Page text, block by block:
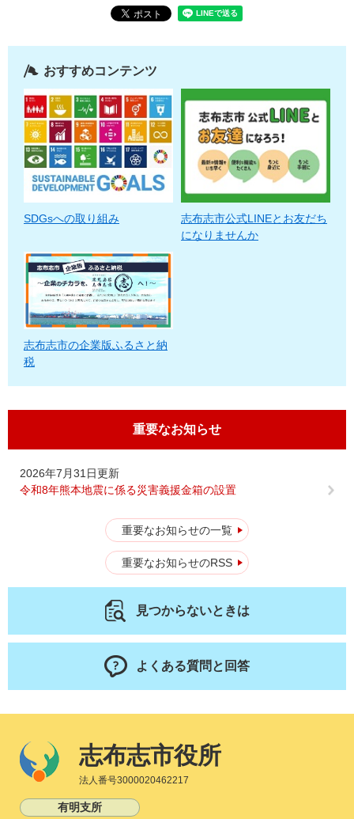
おすすめコンテンツ
SDGsへの取り組み
志布志市公式LINEとお友だち
になりませんか
志布志市の企業版ふるさと納
税
重要なお知らせ
2026年7月31日更新
令和8年熊本地震に係る災害義援金箱の設置
重要なお知らせの一覧
重要なお知らせのRSS
見つからないときは
よくある質問と回答
志布志市役所
法人番号3000020462217
有明支所